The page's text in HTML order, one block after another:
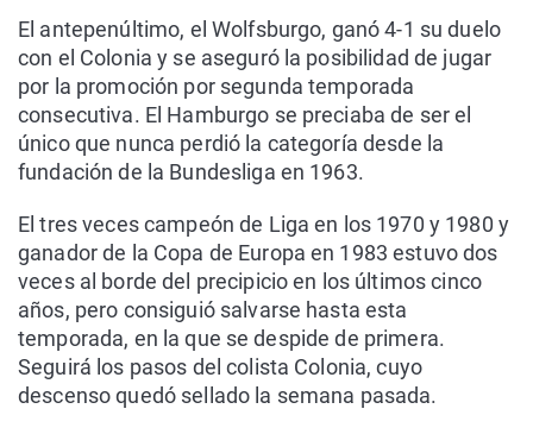
El antepenúltimo, el Wolfsburgo, ganó 4-1 su duelo
con el Colonia y se aseguró la posibilidad de jugar
por la promoción por segunda temporada
consecutiva. El Hamburgo se preciaba de ser el
único que nunca perdió la categoría desde la
fundación de la Bundesliga en 1963.
El tres veces campeón de Liga en los 1970 y 1980 y
ganador de la Copa de Europa en 1983 estuvo dos
veces al borde del precipicio en los últimos cinco
años, pero consiguió salvarse hasta esta
temporada, en la que se despide de primera.
Seguirá los pasos del colista Colonia, cuyo
descenso quedó sellado la semana pasada.